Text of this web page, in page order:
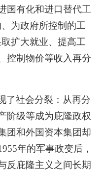
国有化和进口替代工
为政府所控制的工
扩大就业、提高工
控制物价等收入再分
了社会分裂：从再分
阶级等成为庇隆政权
团和外国资本集团却
年的军事政变后，
反庇隆主义之间长期